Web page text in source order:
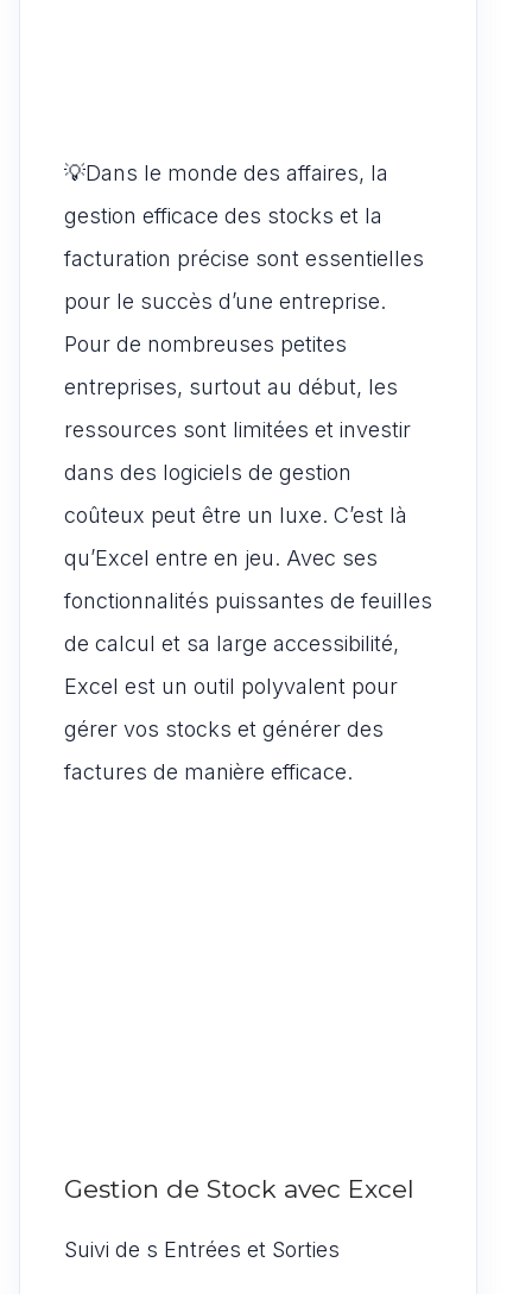
💡Dans le monde des affaires, la
gestion efficace des stocks et la
facturation précise sont essentielles
pour le succès d’une entreprise.
Pour de nombreuses petites
entreprises, surtout au début, les
ressources sont limitées et investir
dans des logiciels de gestion
coûteux peut être un luxe. C’est là
qu’Excel entre en jeu. Avec ses
fonctionnalités puissantes de feuilles
de calcul et sa large accessibilité,
Excel est un outil polyvalent pour
gérer vos stocks et générer des
factures de manière efficace.
Gestion de Stock avec Excel
Suivi de s Entrées et Sorties